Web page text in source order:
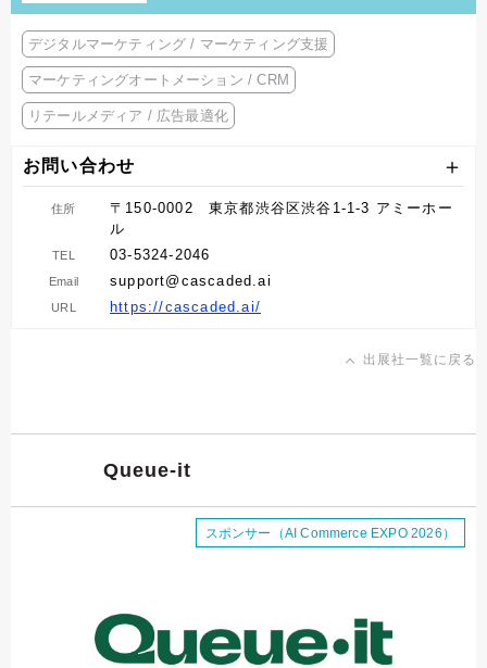
デジタルマーケティング / マーケティング支援
マーケティングオートメーション / CRM
リテールメディア / 広告最適化
お問い合わせ
住所
〒150-0002 東京都渋谷区渋谷1-1-3 アミーホー
ル
TEL 03-5324-2046
Email support@cascaded.ai
URL https://cascaded.ai/
出展社一覧に戻る
Queue-it
スポンサー（AI Commerce EXPO 2026）